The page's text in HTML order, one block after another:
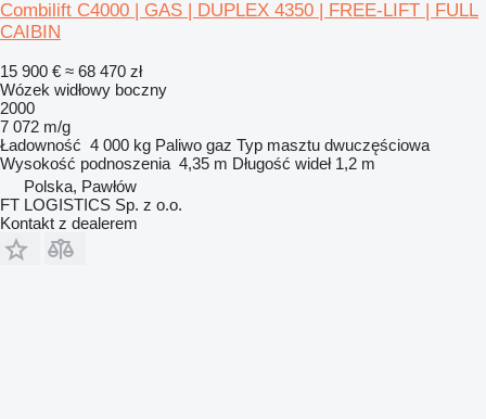
Combilift C4000 | GAS | DUPLEX 4350 | FREE-LIFT | FULL
CAIBIN
15 900 € ≈ 68 470 zł
Wózek widłowy boczny
2000
7 072 m/g
Ładowność 4 000 kg Paliwo gaz Typ masztu dwuczęściowa
Wysokość podnoszenia 4,35 m Długość wideł 1,2 m
Polska, Pawłów
FT LOGISTICS Sp. z o.o.
Kontakt z dealerem